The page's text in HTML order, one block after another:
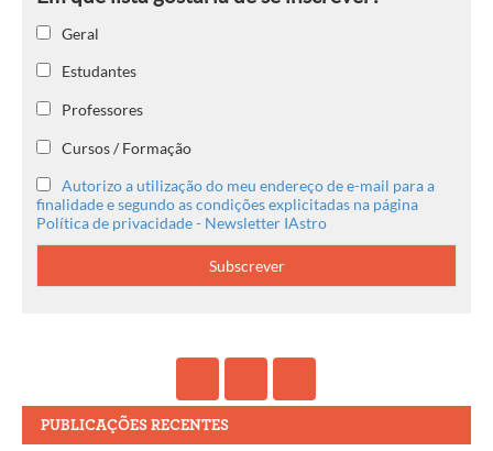
Geral
Estudantes
Professores
Cursos / Formação
Autorizo a utilização do meu endereço de e-mail para a
finalidade e segundo as condições explicitadas na página
Política de privacidade - Newsletter IAstro
PUBLICAÇÕES RECENTES